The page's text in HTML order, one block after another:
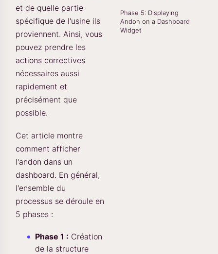
et de quelle partie
spécifique de l'usine ils
proviennent. Ainsi, vous
pouvez prendre les
actions correctives
nécessaires aussi
rapidement et
précisément que
possible.
Cet article montre
comment afficher
l'andon dans un
dashboard. En général,
l'ensemble du
processus se déroule en
5 phases :
Phase 1 : Création
de la structure
Phase 5: Displaying
Andon on a Dashboard
Widget